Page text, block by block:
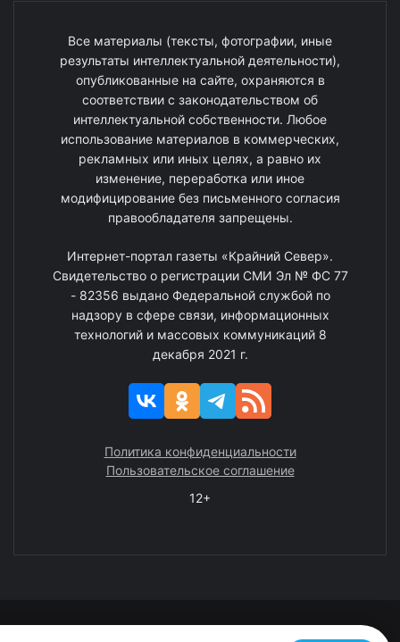
Все материалы (тексты, фотографии, иные
результаты интеллектуальной деятельности),
опубликованные на сайте, охраняются в
соответствии с законодательством об
интеллектуальной собственности. Любое
использование материалов в коммерческих,
рекламных или иных целях, а равно их
изменение, переработка или иное
модифицирование без письменного согласия
правообладателя запрещены.
Интернет-портал газеты «Крайний Север».
Свидетельство о регистрации СМИ Эл № ФС 77
- 82356 выдано Федеральной службой по
надзору в сфере связи, информационных
технологий и массовых коммуникаций 8
декабря 2021 г.
Политика конфиденциальности
Пользовательское соглашение
12+